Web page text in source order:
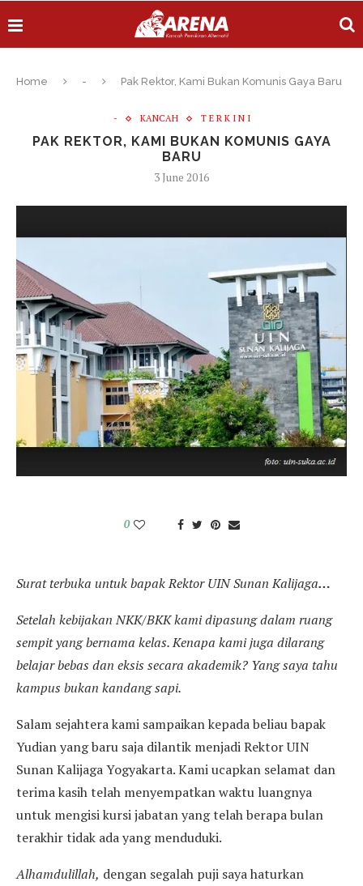
Home - Pak Rektor, Kami Bukan Komunis Gaya Baru
- KANCAH T E R K I N I
PAK REKTOR, KAMI BUKAN KOMUNIS GAYA
BARU
3 June 2016
0
Surat terbuka untukbapak Rektor UIN Sunan Kalijaga…
Setelah kebijakan NKK/BKK kami dipasung dalam ruang
sempit yang bernama kelas. Kenapa kami juga dilarang
belajar bebas dan eksis secara akademik? Yang saya tahu
kampus bukan kandang sapi.
Salam sejahtera kami sampaikan kepada beliau bapak
Yudian yang baru saja dilantik menjadi Rektor UIN
Sunan Kalijaga Yogyakarta. Kami ucapkan selamat dan
terima kasih telah menyempatkan waktu luangnya
untuk mengisi kursi jabatan yang telah berapa bulan
terakhir tidak ada yang menduduki.
Alhamdulillah, dengan segalah puji saya haturkan